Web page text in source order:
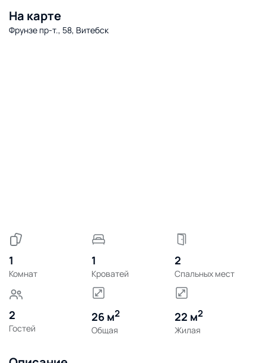
1
Комнат
1
Кроватей
2
Спальных мест
2
Гостей
26 м2
Общая
22 м2
Жилая
На карте
Фрунзе пр-т., 58, Витебск